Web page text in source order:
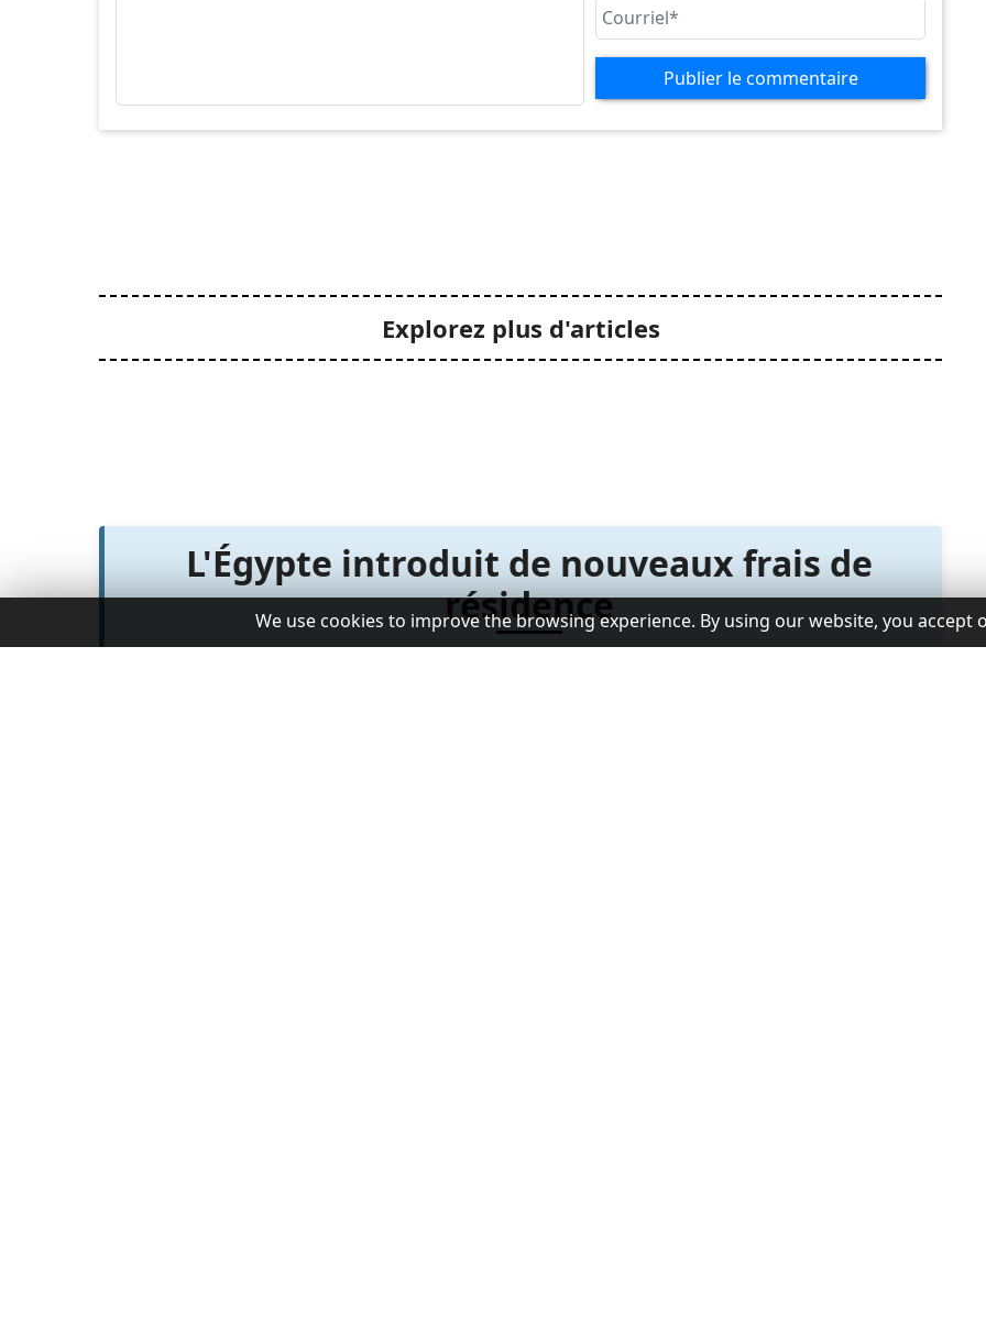
Publier le commentaire
Explorez plus d'articles
L'Égypte introduit de nouveaux frais de
résidence
We use cookies to improve the browsing experience. By using our website, you accept